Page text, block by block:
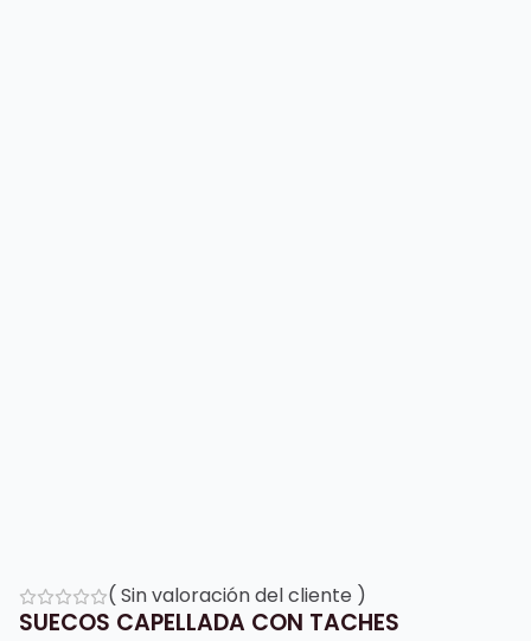
( Sin valoración del cliente )
SUECOS CAPELLADA CON TACHES